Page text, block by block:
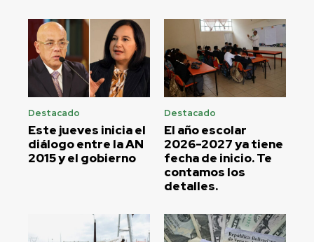
Destacado
Este jueves inicia el
diálogo entre la AN
2015 y el gobierno
Destacado
El año escolar
2026-2027 ya tiene
fecha de inicio. Te
contamos los
detalles.